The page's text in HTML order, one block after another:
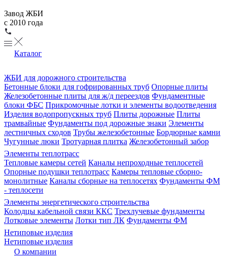
Завод ЖБИ
с 2010 года
Каталог
ЖБИ для дорожного строительства
Бетонные блоки для гофрированных труб Опорные плиты
Железобетонные плиты для ж/д переездов Фундаментные
блоки ФБС Прикромочные лотки и элементы водоотведения
Изделия водопропускных труб Плиты дорожные Плиты
трамвайные Фундаменты под дорожные знаки Элементы
лестничных сходов Трубы железобетонные Бордюрные камни
Чугунные люки Тротуарная плитка Железобетонный забор
Элементы теплотрасс
Тепловые камеры сетей Каналы непроходные теплосетей
Опорные подушки теплотрасс Камеры тепловые сборно-
монолитные Каналы сборные на теплосетях Фундаменты ФМ
- теплосети
Элементы энергетического строительства
Колодцы кабельной связи ККС Трехлучевые фундаменты
Лотковые элементы Лотки тип ЛК Фундаменты ФМ
Нетиповые изделия
Нетиповые изделия
О компании